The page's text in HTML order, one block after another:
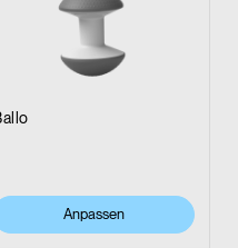
Anpassen